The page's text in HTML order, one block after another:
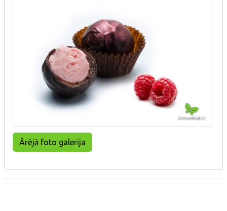
Ārējā foto galerija